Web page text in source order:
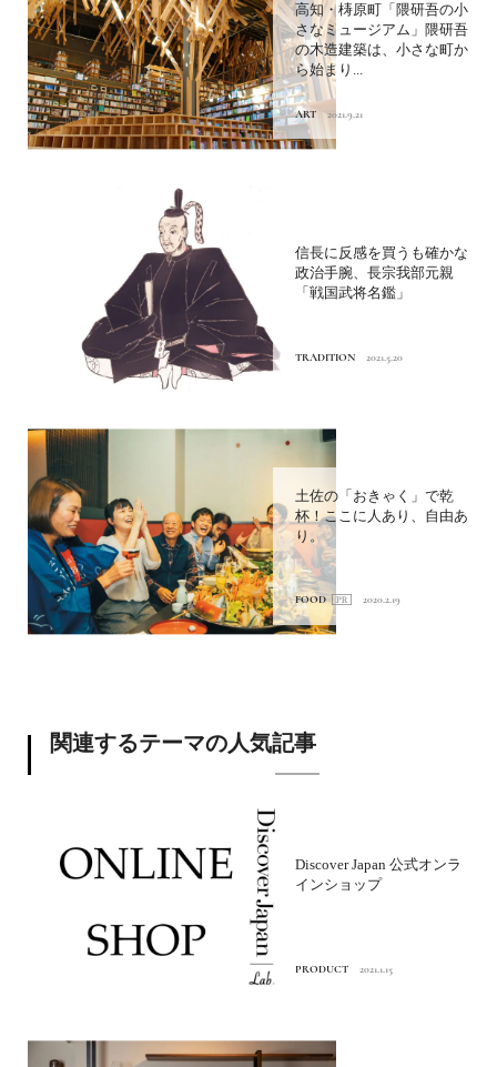
高知・梼原町「隈研吾の小
さなミュージアム」隈研吾
の木造建築は、小さな町か
ら始まり...
ART 2021.9.21
信長に反感を買うも確かな
政治手腕、長宗我部元親
「戦国武将名鑑」
TRADITION 2021.5.20
土佐の「おきゃく」で乾
杯！ここに人あり、自由あ
り。
FOOD 2020.2.19
関連するテーマの人気記事
Discover Japan 公式オンラ
インショップ
PRODUCT 2021.1.15